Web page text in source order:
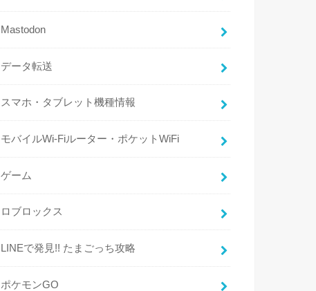
Mastodon
データ転送
スマホ・タブレット機種情報
モバイルWi-Fiルーター・ポケットWiFi
ゲーム
ロブロックス
LINEで発見!! たまごっち攻略
ポケモンGO